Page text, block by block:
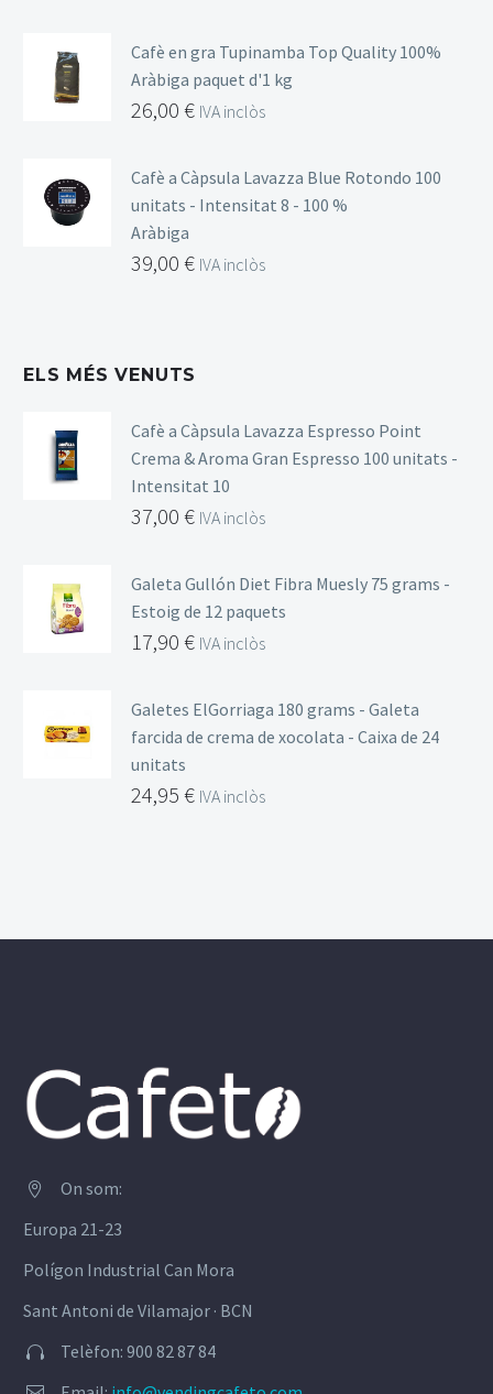
Cafè en gra Tupinamba Top Quality 100%
Aràbiga paquet d'1 kg
26,00 € IVA inclòs
Cafè a Càpsula Lavazza Blue Rotondo 100
unitats - Intensitat 8 - 100 %
Aràbiga
39,00 € IVA inclòs
ELS MÉS VENUTS
Cafè a Càpsula Lavazza Espresso Point
Crema & Aroma Gran Espresso 100 unitats -
Intensitat 10
37,00 € IVA inclòs
Galeta Gullón Diet Fibra Muesly 75 grams -
Estoig de 12 paquets
17,90 € IVA inclòs
Galetes ElGorriaga 180 grams - Galeta
farcida de crema de xocolata - Caixa de 24
unitats
24,95 € IVA inclòs


On som:
Europa 21-23
Polígon Industrial Can Mora
Sant Antoni de Vilamajor · BCN

 Telèfon: 900 82 87 84

